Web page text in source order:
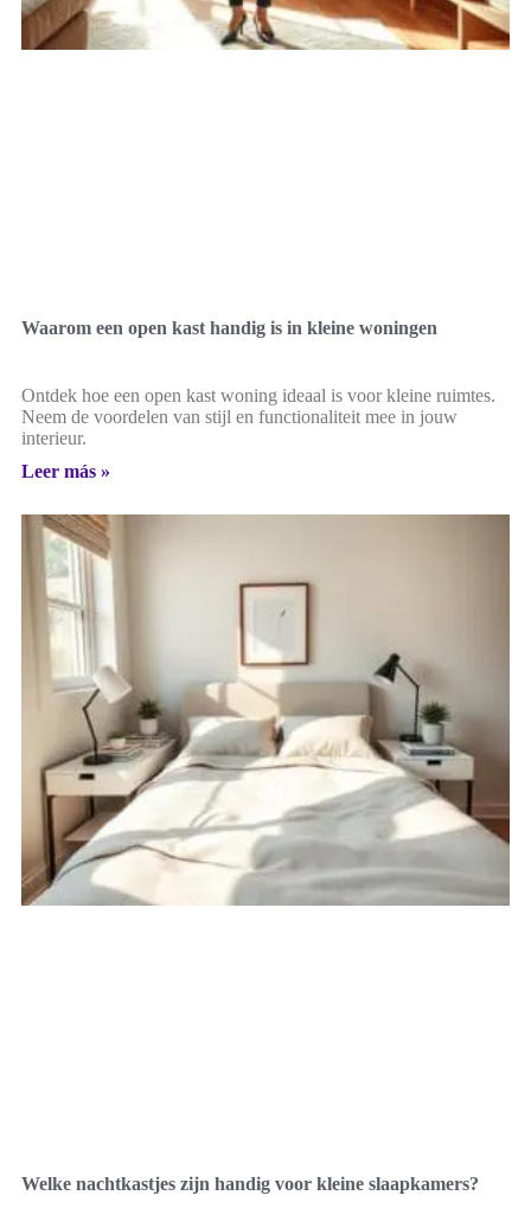
Waarom een open kast handig is in kleine woningen
Ontdek hoe een open kast woning ideaal is voor kleine ruimtes.
Neem de voordelen van stijl en functionaliteit mee in jouw
interieur.
Leer más »
Welke nachtkastjes zijn handig voor kleine slaapkamers?